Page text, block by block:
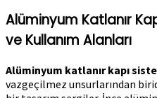
Alüminyum Katlanır
ve Kullanım Alanları
Alüminyum katlanır kapı
vazgeçilmez unsurlarından